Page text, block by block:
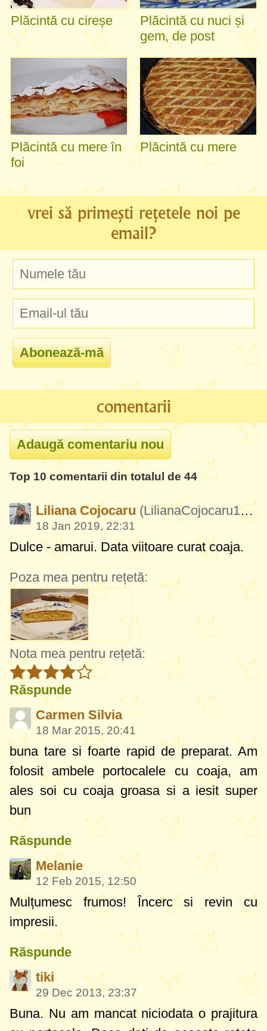
Plăcintă cu cireșe
Plăcintă cu nuci și
gem, de post
Plăcintă cu mere în
foi
Plăcintă cu mere
vrei să primești rețetele noi pe
email?
comentarii
Top 10 comentarii din totalul de 44
Liliana Cojocaru (LilianaCojocaru175)
18 Jan 2019, 22:31
Dulce - amarui. Data viitoare curat coaja.
Poza mea pentru rețetă:
Nota mea pentru rețetă:
Răspunde
Carmen Silvia
18 Mar 2015, 20:41
buna tare si foarte rapid de preparat. Am
folosit ambele portocalele cu coaja, am
ales soi cu coaja groasa si a iesit super
bun
Răspunde
Melanie
12 Feb 2015, 12:50
Mulțumesc frumos! Încerc si revin cu
impresii.
Răspunde
tiki
29 Dec 2013, 23:37
Buna. Nu am mancat niciodata o prajitura